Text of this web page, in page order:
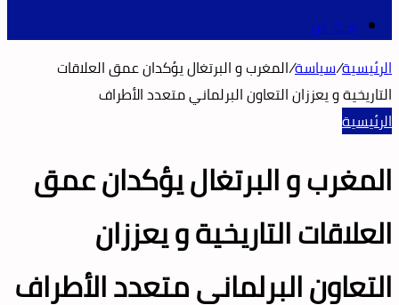
بحث عن
الرئيسية/سياسة/المغرب و البرتغال يؤكدان عمق العلاقات
التاريخية و يعززان التعاون البرلماني متعدد الأطراف
الرئيسية
المغرب و البرتغال يؤكدان عمق
العلاقات التاريخية و يعززان
التعاون البرلماني متعدد الأطراف